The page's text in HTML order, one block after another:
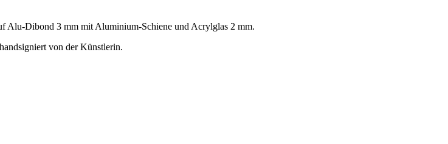
Alu-Dibond 3 mm mit Aluminium-Schiene und Acrylglas 2 mm.
von der Künstlerin.